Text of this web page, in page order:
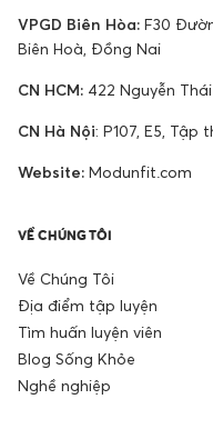
VPGD Biên Hòa: F30
Biên Hoà, Đồng Nai
CN HCM: 422 Nguyễn
CN Hà Nội: P107, E5, Tập
Website: Modunfit.com
VỀ CHÚNG TÔI
Về Chúng Tôi
Địa điểm tập luyện
Tìm huấn luyện viên
Blog Sống Khỏe
Nghề nghiệp